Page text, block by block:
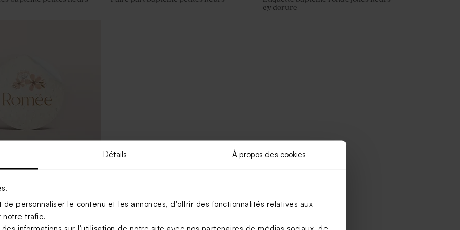
Détails À propos des cookies
personnaliser le contenu et les annonces, d'offrir des fonctionnalités relatives aux
notre trafic.
ey dorure
Voir +